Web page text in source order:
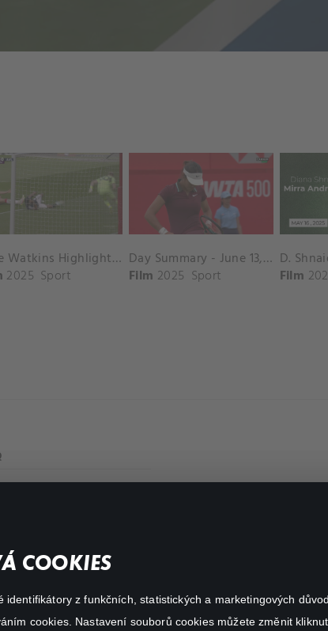
COOKIES
z funkčních, statistických a marketingových
cookies. Nastavení souborů cookies můžete změnit
Ollie Watkins Highlights vs. Southampton
2025 Sport
Day Summary - June 13, 2025
Film 2025 Sport
Film